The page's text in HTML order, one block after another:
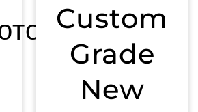
Custom
Grade
New